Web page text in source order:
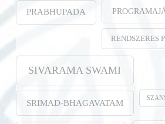
PRABHUPADA
RENDSZERES
SIVARAMA SWAMI
SRIMAD-BHAGAVATAM